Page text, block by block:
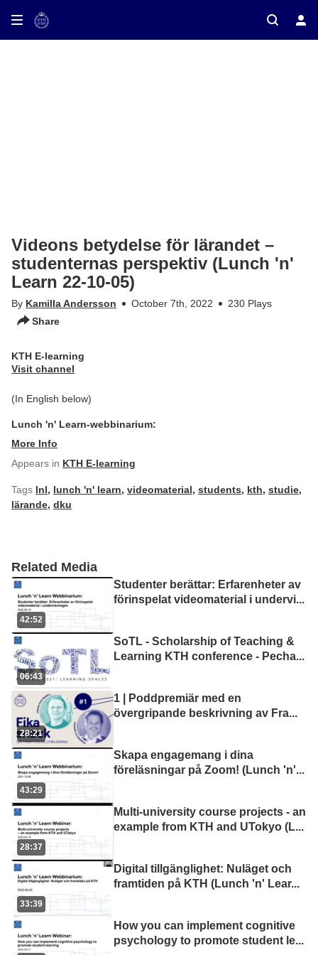
on TV
Related Media
42:52
Studenter berättar: Erfarenheter av
förinspelat videomaterial i undervi...
06:43
SoTL - Scholarship of Teaching &
Learning KTH conference - Pecha...
28:21
1 | Poddpremiär med en
övergripande beskrivning av Fra...
43:29
Skapa engagemang i dina
föreläsningar på Zoom! (Lunch 'n'...
28:37
Multi-university course projects - an
example from KTH and UTokyo (L...
33:39
Digital tillgänglighet: Nuläget och
framtiden på KTH (Lunch 'n' Lear...
How you can implement cognitive
psychology to promote student le...
Videons betydelse för lärandet –
studenternas perspektiv (Lunch 'n'
Learn 22-10-05)
By Kamilla Andersson October 7th, 2022
230 Plays
Share
KTH E-learning
Visit channel
(In English below)
Lunch 'n' Learn-webbinarium:
More Info
Appears in KTH E-learning
Tags lnl, lunch 'n' learn, videomaterial, students, kth, studie,
lärande, dku